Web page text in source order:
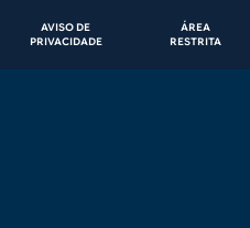
AVISO DE
PRIVACIDADE
ÁREA
RESTRITA